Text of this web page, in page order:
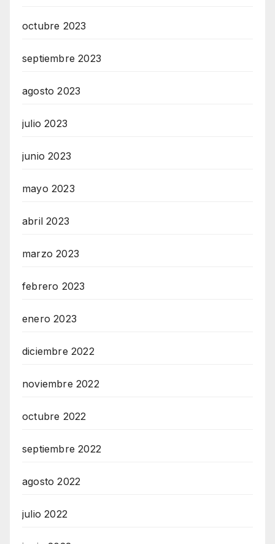
octubre 2023
septiembre 2023
agosto 2023
julio 2023
junio 2023
mayo 2023
abril 2023
marzo 2023
febrero 2023
enero 2023
diciembre 2022
noviembre 2022
octubre 2022
septiembre 2022
agosto 2022
julio 2022